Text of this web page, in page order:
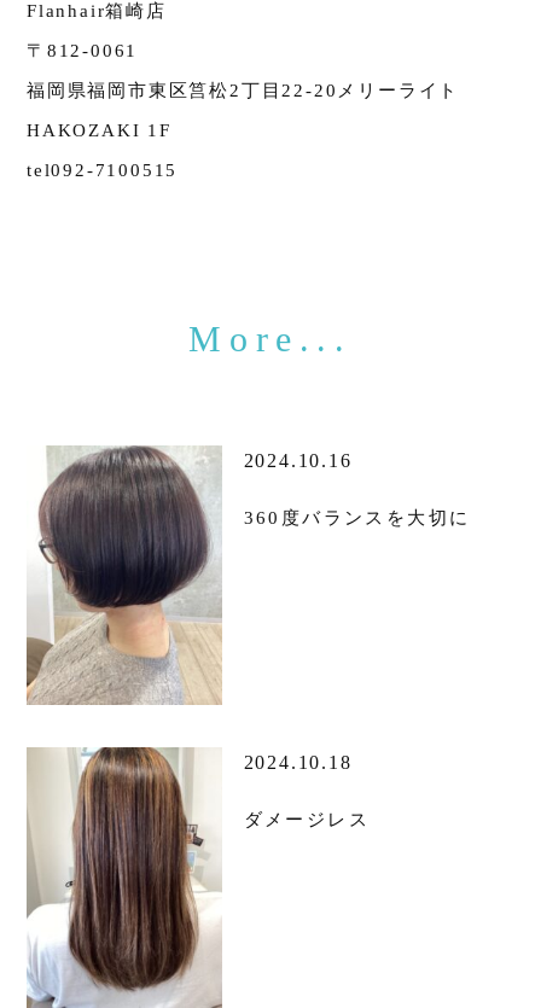
Flanhair箱崎店
〒812-0061
福岡県福岡市東区筥松2丁目22-20メリーライト
HAKOZAKI 1F
tel092-7100515
2024.10.16
360度バランスを大切に
2024.10.18
ダメージレス